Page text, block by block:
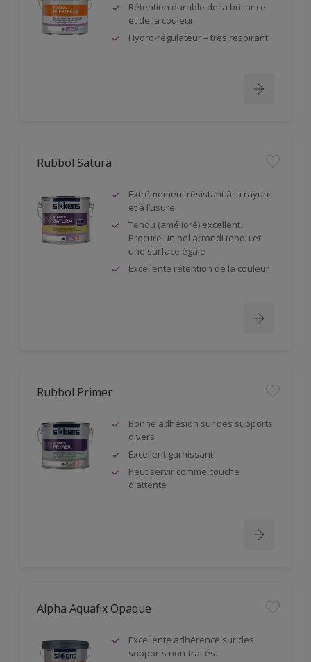
Rétention durable de la brillance
et de la couleur
Hydro-régulateur – très respirant
Rubbol Satura
Extrêmement résistant à la rayure
et à l’usure
Tendu (amélioré) excellent.
Procure un bel arrondi tendu et
une surface égale
Excellente rétention de la couleur
Rubbol Primer
Bonne adhésion sur des supports
divers
Excellent garnissant
Peut servir comme couche
d'attente
Alpha Aquafix Opaque
Excellente adhérence sur des
supports non-traités.